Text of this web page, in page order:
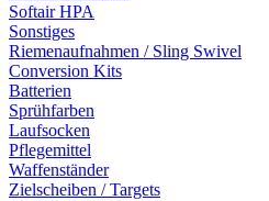
Softair HPA
Sonstiges
Riemenaufnahmen / Sling Swivel
Conversion Kits
Batterien
Sprühfarben
Laufsocken
Pflegemittel
Waffenständer
Zielscheiben / Targets